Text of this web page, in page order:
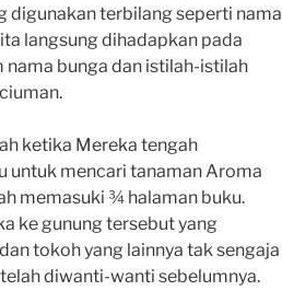
digunakan terbilang seperti nama
langsung dihadapkan pada
bunga dan istilah-istilah
ketika Mereka tengah
untuk mencari tanaman Aroma
memasuki ¾ halaman buku.
ke gunung tersebut yang
tokoh yang lainnya tak sengaja
diwanti-wanti sebelumnya.